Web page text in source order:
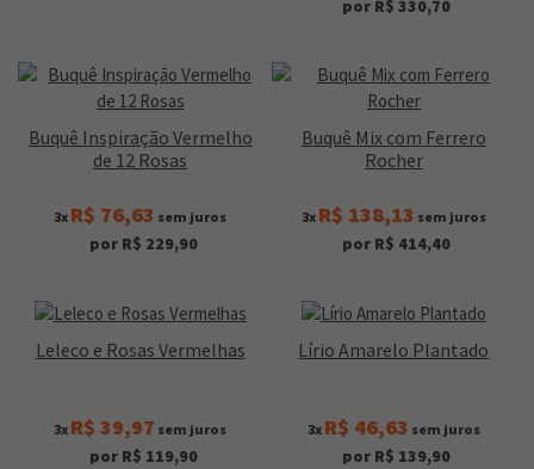
por R$ 330,70
Buquê Inspiração Vermelho
de 12 Rosas
3x R$ 76,63 sem juros
por R$ 229,90
Buquê Mix com Ferrero
Rocher
3x R$ 138,13 sem juros
por R$ 414,40
Leleco e Rosas Vermelhas
3x R$ 39,97 sem juros
por R$ 119,90
Lírio Amarelo Plantado
3x R$ 46,63 sem juros
por R$ 139,90